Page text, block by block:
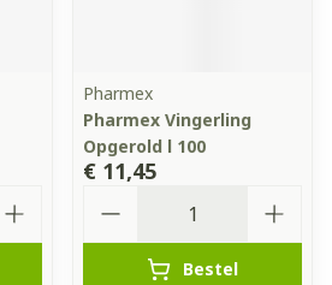
Pharmex
Pharmex Vingerling
Opgerold l 100
€ 11,45
Bestel